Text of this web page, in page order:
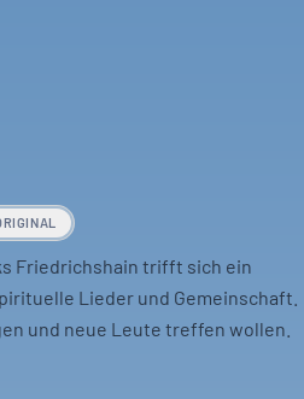
Friedrichshain trifft sich ein
Lieder und Gemeinschaft.
und neue Leute treffen wollen.
hingehen und mitmachen.